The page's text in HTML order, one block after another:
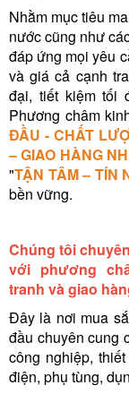
Nhằm mục tiêu
nước cũng như
đáp ứng mọi yêu
và giá cả cạnh
đại, tiết kiệm tối
Phương châm
ĐẦU - CHẤT
– GIAO HÀNG
"TẬN TÂM – TÍN
bền vững.
Chúng tôi
với phương
tranh và giao
Đây là nơi mua
đầu chuyên cung
công nghiệp,
điện, phụ tùng,